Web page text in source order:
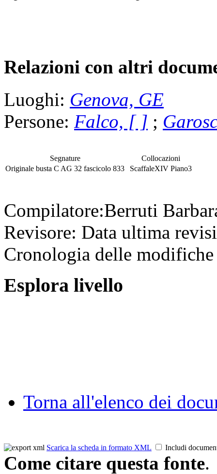
Relazioni con altri
Luoghi: Genova, GE
Persone: Falco, [ ] ;
Segnature
Originale busta C AG 32 fascicolo 833
Collocazioni
ScaffaleXIV Piano3
Compilatore:Berruti
Revisore: Data ultima
Cronologia delle
Esplora livello
Torna all'elenco dei
Scarica la scheda in formato XML Includi
Come citare questa fonte.